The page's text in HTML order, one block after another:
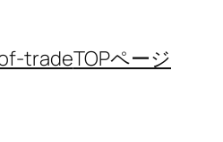
tradeTOPページ